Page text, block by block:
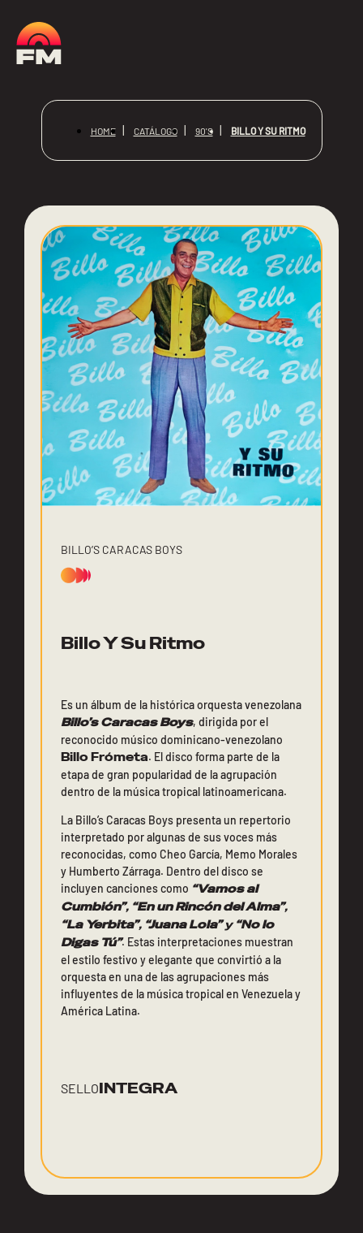
HOME CATÁLOGO 90'S BILLO Y SU RITMO
BILLO’S CARACAS BOYS
Billo Y Su Ritmo
Es un álbum de la histórica orquesta venezolana
Billo’s Caracas Boys, dirigida por el
reconocido músico dominicano-venezolano
Billo Frómeta. El disco forma parte de la
etapa de gran popularidad de la agrupación
dentro de la música tropical latinoamericana.
La Billo’s Caracas Boys presenta un repertorio
interpretado por algunas de sus voces más
reconocidas, como Cheo García, Memo Morales
y Humberto Zárraga. Dentro del disco se
incluyen canciones como “Vamos al
Cumbión”, “En un Rincón del Alma”,
“La Yerbita”, “Juana Lola”y “No lo
Digas Tú”. Estas interpretaciones muestran
el estilo festivo y elegante que convirtió a la
orquesta en una de las agrupaciones más
influyentes de la música tropical en Venezuela y
América Latina.
SELLOINTEGRA